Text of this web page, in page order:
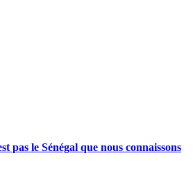
pas le Sénégal que nous connaissons